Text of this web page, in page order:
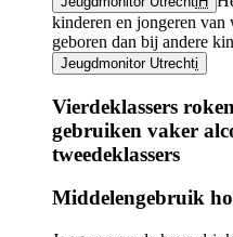
kinderen en jongeren
geboren dan bij andere
Jeugdmonitor Utrechti
Vierdeklassers
gebruiken vaker
tweedeklassers
Infogram
Middelengebruik